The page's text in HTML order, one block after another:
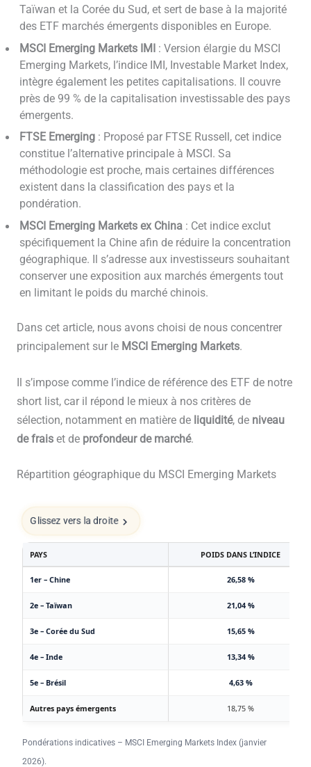
Taïwan et la Corée du Sud, et sert de base à la majorité
des ETF marchés émergents disponibles en Europe.
MSCI Emerging Markets IMI
: Version élargie du MSCI
Emerging Markets, l’indice IMI, Investable Market Index,
intègre également les petites capitalisations. Il couvre
près de 99 % de la capitalisation investissable des pays
émergents.
FTSE Emerging: Proposé par FTSE Russell, cet indice
constitue l’alternative principale à MSCI. Sa
méthodologie est proche, mais certaines différences
existent dans la classification des pays et la
pondération.
MSCI Emerging Markets ex China: Cet indice exclut
spécifiquement la Chine afin de réduire la concentration
géographique. Il s’adresse aux investisseurs souhaitant
conserver une exposition aux marchés émergents tout
en limitant le poids du marché chinois.
Dans cet article, nous avons choisi de nous concentrer
principalement sur le MSCI Emerging Markets.
Il s’impose comme l’indice de référence des ETF de notre
short list, car il répond le mieux à nos critères de
sélection, notamment en matière de liquidité, de niveau
de fraiset de profondeur de marché.
Répartition géographique du MSCI Emerging Markets
Glissez vers la droite
PAYS POIDS DANS L’INDICE
1er – Chine 26,58 %
2e – Taïwan 21,04 %
3e – Corée du Sud 15,65 %
4e – Inde 13,34 %
5e – Brésil 4,63 %
Autres pays émergents 18,75 %
Pondérations indicatives – MSCI Emerging Markets Index (janvier
2026).